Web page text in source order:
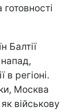
Балтії
в регіоні.
Москва
військову